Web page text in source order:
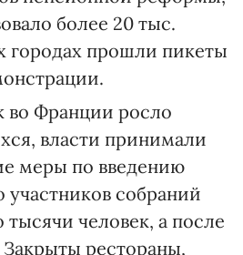
более 20 тыс.
городах прошли пикеты
во Франции росло
власти принимали
меры по введению
участников собраний
человек, а после
Закрыты рестораны,